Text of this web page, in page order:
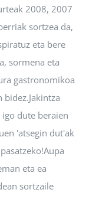
2008, 2007
sortzea da,
eta bere
sormena eta
gastronomikoa
dute beraien
'atsegin dut'ak
eta ea
sortzaile